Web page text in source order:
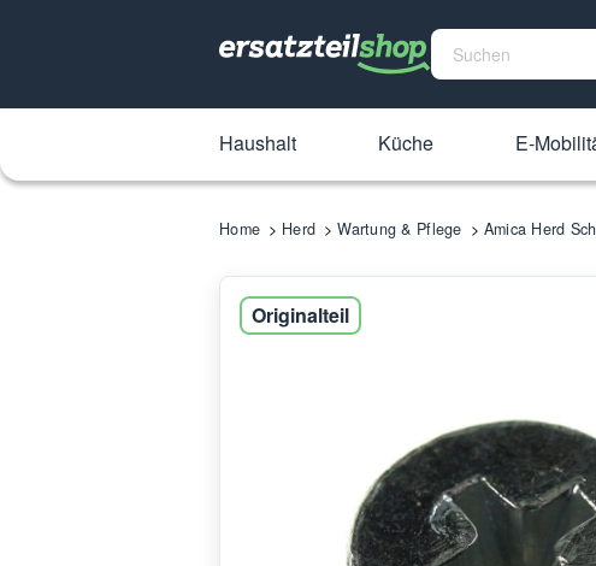
Haushalt Küche E-
Home Herd Wartung & Pflege Amica Herd
Originalteil